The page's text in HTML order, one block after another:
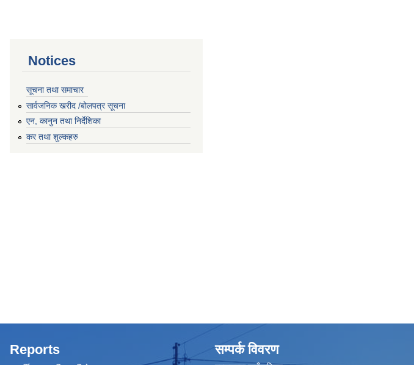
Notices
सूचना तथा समाचार
सार्वजनिक खरीद /बोलपत्र सूचना
एन, कानुन तथा निर्देशिका
कर तथा शुल्कहरु
Reports सम्पर्क विवरण